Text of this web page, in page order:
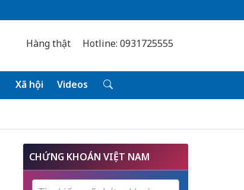
Hàng thật Hotline: 0931725555
Xã hội Videos
CHỨNG KHOÁN VIỆT NAM